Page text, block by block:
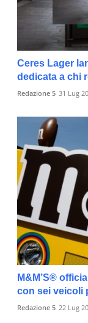
Ceres Lager
dedicata a chi
Redazione 5 31 Lug
M&M’S®
con sei veicoli
Redazione 5 22 Lug